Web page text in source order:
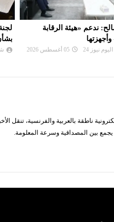
لجنة “4+4” الليبية تتوصل لاتفاق
رئيس مفوضية الانتخابات
نيوز 24 06 أغسطس 2026
بعد
ناطقة بالعربية والفرنسية، تنقل
بين المصداقية وسرعة المعلومة.